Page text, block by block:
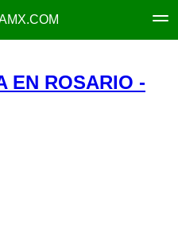
EN ROSARIO -